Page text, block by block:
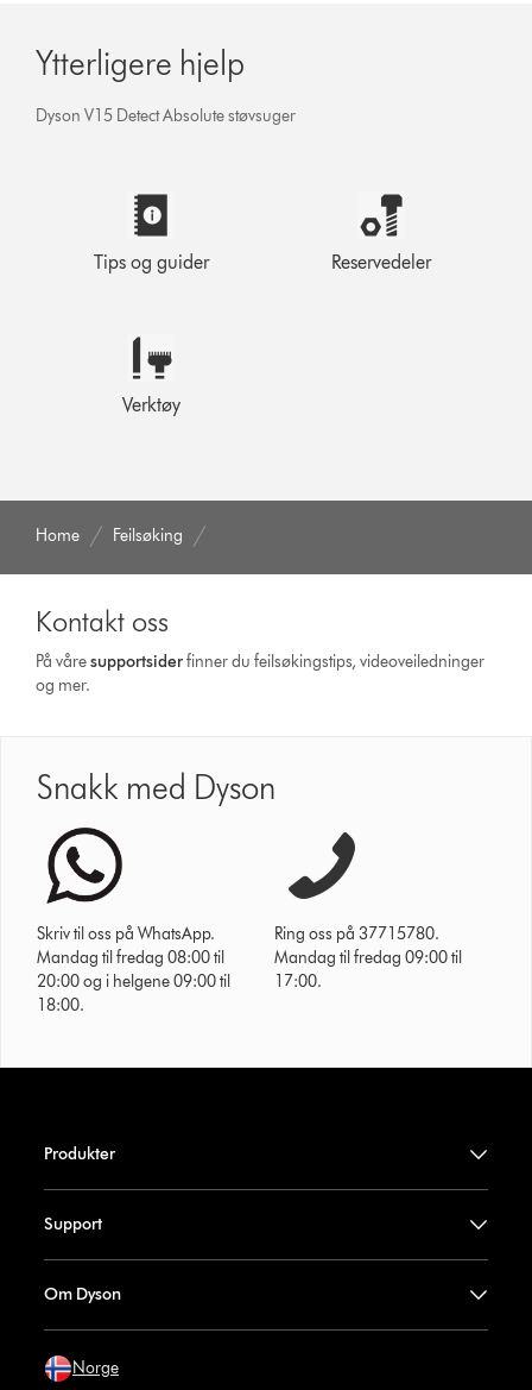
Ytterligere hjelp
Dyson V15 Detect Absolute støvsuger
Tips og guider Reservedeler
Verktøy
Home Feilsøking
Kontakt oss
På våresupportsiderfinner du feilsøkingstips, videoveiledninger
og mer.
Snakk med Dyson
Skriv til oss på WhatsApp.
Mandag til fredag 08:00 til
20:00 og i helgene 09:00 til
18:00.
Ring oss på 37715780.
Mandag til fredag 09:00 til
17:00.
Produkter
Support
Om Dyson
Norge